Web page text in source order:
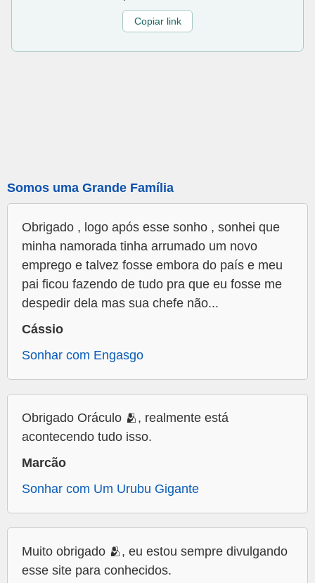
Copiar link
Somos uma Grande Família
Obrigado , logo após esse sonho , sonhei que
minha namorada tinha arrumado um novo
emprego e talvez fosse embora do país e meu
pai ficou fazendo de tudo pra que eu fosse me
despedir dela mas sua chefe não...
Cássio
Sonhar com Engasgo
Obrigado Oráculo 🫂, realmente está
acontecendo tudo isso.
Marcão
Sonhar com Um Urubu Gigante
Muito obrigado 🫂, eu estou sempre divulgando
esse site para conhecidos.